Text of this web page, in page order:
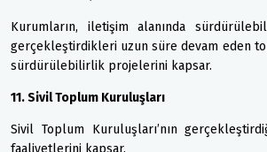
Kurumların, iletişim alanında
gerçekleştirdikleri uzun süre devam eden
sürdürülebilirlik projelerini kapsar.
11. Sivil Toplum Kuruluşları
Sivil Toplum Kuruluşları’nın
faaliyetlerini kapsar.